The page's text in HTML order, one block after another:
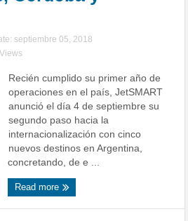
septiembre 05, 2018
Recién cumplido su primer año de
operaciones en el país, JetSMART
anunció el día 4 de septiembre su
segundo paso hacia la
internacionalización con cinco
nuevos destinos en Argentina,
concretando, de e ...
Read more